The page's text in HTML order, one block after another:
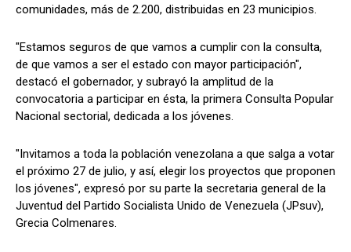
comunidades, más de 2.200, distribuidas en 23 municipios.
"Estamos seguros de que vamos a cumplir con la consulta,
de que vamos a ser el estado con mayor participación",
destacó el gobernador, y subrayó la amplitud de la
convocatoria a participar en ésta, la primera Consulta Popular
Nacional sectorial, dedicada a los jóvenes.
"Invitamos a toda la población venezolana a que salga a votar
el próximo 27 de julio, y así, elegir los proyectos que proponen
los jóvenes", expresó por su parte la secretaria general de la
Juventud del Partido Socialista Unido de Venezuela (JPsuv),
Grecia Colmenares.